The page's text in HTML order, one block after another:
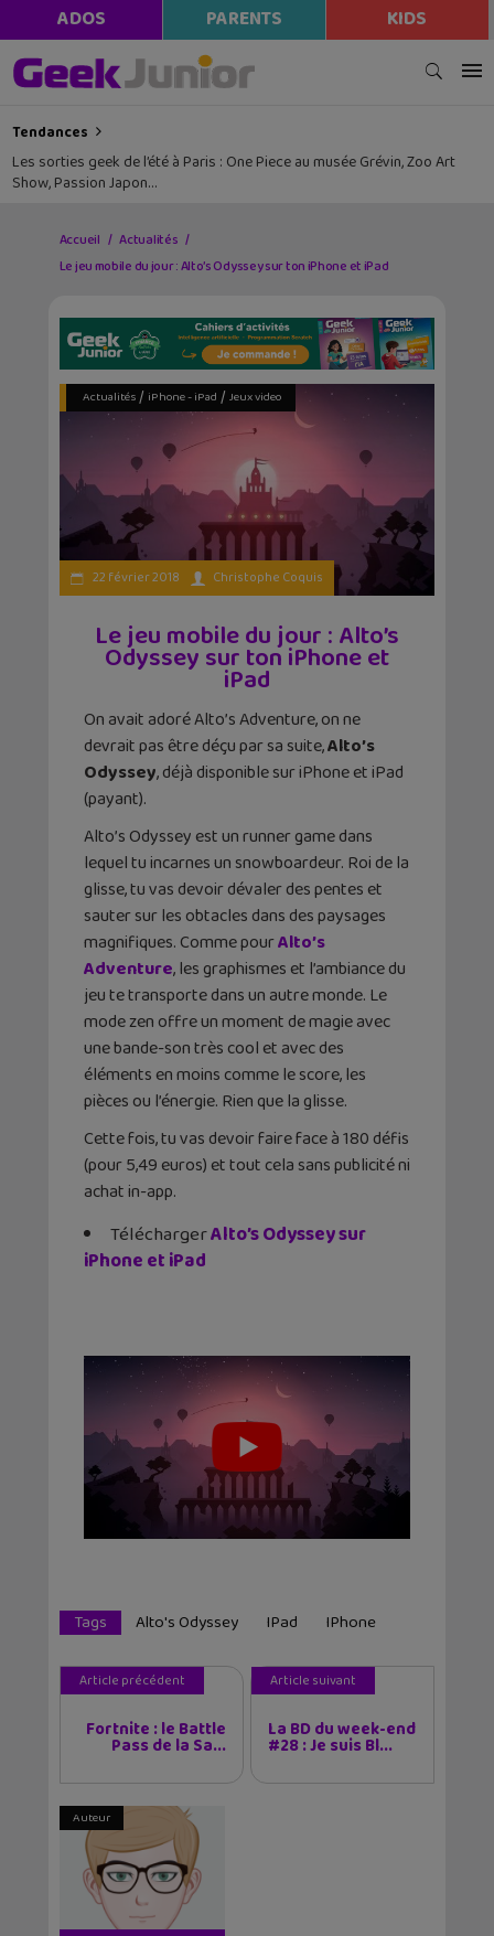
ADOS PARENTS KIDS
Tendances
Les sorties geek de l’été à Paris : One Piece au musée Grévin, Zoo Art
Show, Passion Japon…
Accueil
Actualités
Le jeu mobile du jour : Alto’s Odyssey sur ton iPhone et iPad
Actualités/ iPhone - iPad / Jeux video
22 février 2018 Christophe Coquis
Le jeu mobile du jour : Alto’s
Odyssey sur ton iPhone et
iPad
On avait adoré Alto’s Adventure, on ne
devrait pas être déçu par sa suite,Alto’s
Odyssey, déjà disponible sur iPhone et iPad
(payant).
Alto’s Odyssey est un runner game dans
lequel tu incarnes un snowboardeur. Roi de la
glisse, tu vas devoir dévaler des pentes et
sauter sur les obtacles dans des paysages
magnifiques. Comme pourAlto’s
Adventure, les graphismes et l’ambiance du
jeu te transporte dans un autre monde. Le
mode zen offre un moment de magie avec
une bande-son très cool et avec des
éléments en moins comme le score, les
pièces ou l’énergie. Rien que la glisse.
Cette fois, tu vas devoir faire face à 180 défis
(pour 5,49 euros) et tout cela sans publicité ni
achat in-app.
TéléchargerAlto’s Odyssey sur
iPhone et iPad
Tags Alto's Odyssey IPad IPhone
Article précédent
Fortnite : le Battle
Pass de la Sa...
Article suivant
La BD du week-end
#28 : Je suis Bl...
Auteur